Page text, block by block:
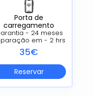
Porta de
carregamento
- 24 meses
em - 2 hrs
35€
Reservar